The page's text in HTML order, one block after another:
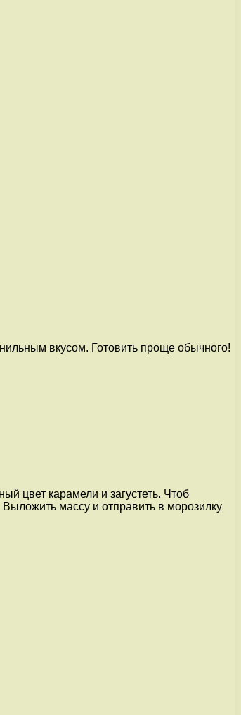
вкусом. Готовить проще обычного!
цвет карамели и загустеть. Чтоб
массу и отправить в морозилку